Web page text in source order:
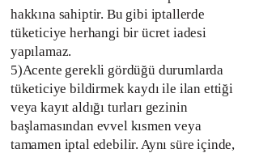
hakkına sahiptir. Bu gibi iptallerde
tüketiciye herhangi bir ücret iadesi
yapılamaz.
5)Acente gerekli gördüğü durumlarda
tüketiciye bildirmek kaydı ile ilan ettiği
veya kayıt aldığı turları gezinin
başlamasından evvel kısmen veya
tamamen iptal edebilir. Aynı süre içinde,